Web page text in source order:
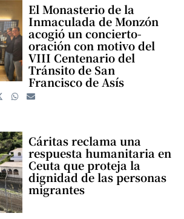
El Monasterio de la
Inmaculada de Monzón
acogió un concierto-
oración con motivo del
VIII Centenario del
Tránsito de San
Francisco de Asís
Cáritas reclama una
respuesta humanitaria en
Ceuta que proteja la
dignidad de las personas
migrantes